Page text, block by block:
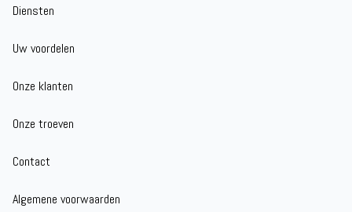
Diensten
Uw voordelen
Onze klanten
Onze troeven
Contact
Algemene voorwaarden